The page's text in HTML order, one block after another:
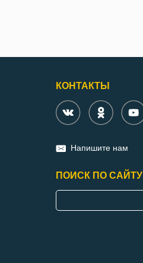
КОНТАКТЫ
Напишите нам
ПОИСК ПО САЙТУ